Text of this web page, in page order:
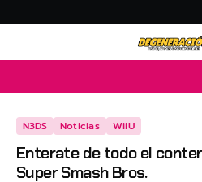
N3DS Noticias WiiU
Enterate de todo el
Super Smash Bros.